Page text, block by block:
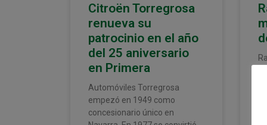
Citroën Torregrosa
renueva su
patrocinio en el año
del 25 aniversario
en Primera
Automóviles Torregrosa
empezó en 1949 como
concesionario único en